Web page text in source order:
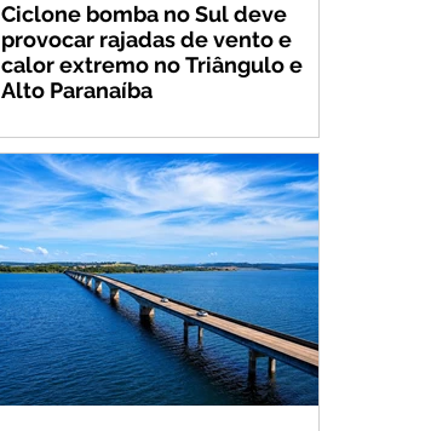
Ciclone bomba no Sul deve
provocar rajadas de vento e
calor extremo no Triângulo e
Alto Paranaíba